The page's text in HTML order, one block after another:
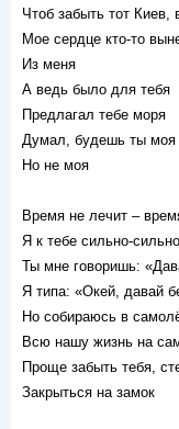
Чтоб забыть тот Киев,
Мое сердце кто-то
Из меня
А ведь было для тебя
Предлагал тебе моря
Думал, будешь ты моя
Но не моя
Время не лечит –
Я к тебе сильно-
Ты мне говоришь:
Я типа: «Окей, давай
Но собираюсь в
Всю нашу жизнь на
Проще забыть тебя,
Закрыться на замок